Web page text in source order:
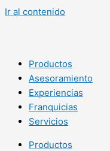
Ir al contenido
Productos
Asesoramiento
Experiencias
Franquicias
Servicios
Productos